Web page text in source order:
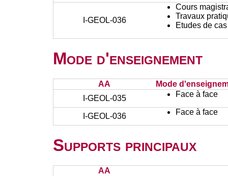
I-GEOL-036
Cours
Travaux
Etudes de cas
Mode d'enseignement
AA
Mode
I-GEOL-035
Face à face
I-GEOL-036 Face à face
Supports principaux
AA